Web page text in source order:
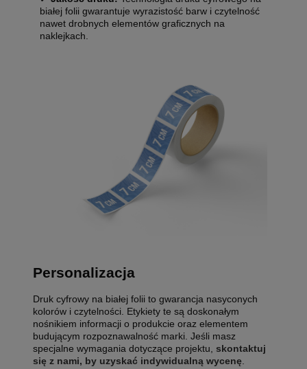
białej folii gwarantuje wyrazistość barw i czytelność
nawet drobnych elementów graficznych na
naklejkach.
Personalizacja
Druk cyfrowy na białej folii to gwarancja nasyconych
kolorów i czytelności. Etykiety te są doskonałym
nośnikiem informacji o produkcie oraz elementem
budującym rozpoznawalność marki. Jeśli masz
specjalne wymagania dotyczące projektu, skontaktuj
się z nami, by uzyskać indywidualną wycenę